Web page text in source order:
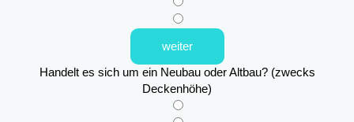
weiter
Handelt es sich um ein Neubau oder Altbau? (zwecks
Deckenhöhe)